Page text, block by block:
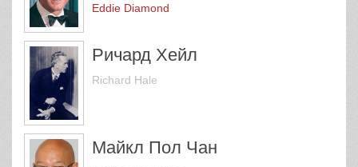
Eddie Diamond
Ричард Хейл
Richard Hale
Майкл Пол Чан